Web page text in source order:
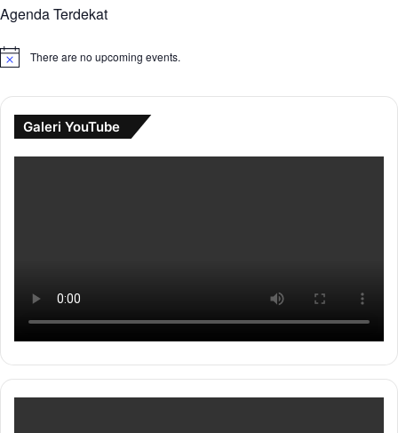
Agenda Terdekat
N
i
There are no upcoming events.
Galeri YouTube